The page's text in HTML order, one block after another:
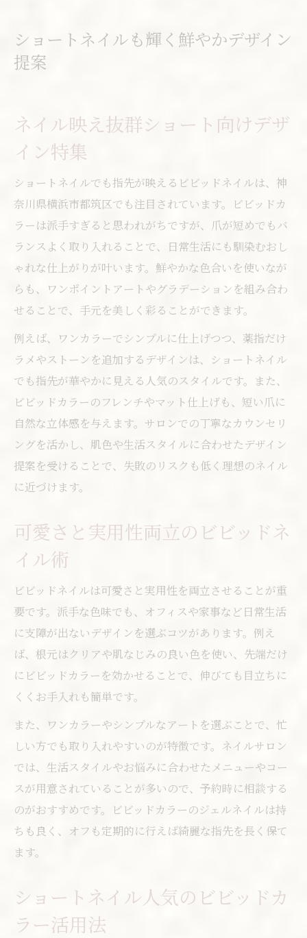
ショートネイルも輝く鮮やかデザイン
提案
ネイル映え抜群ショート向けデザ
イン特集
ショートネイルでも指先が映えるビビッドネイルは、神
奈川県横浜市都筑区でも注目されています。ビビッドカ
ラーは派手すぎると思われがちですが、爪が短めでもバ
ランスよく取り入れることで、日常生活にも馴染むおし
ゃれな仕上がりが叶います。鮮やかな色合いを使いなが
らも、ワンポイントアートやグラデーションを組み合わ
せることで、手元を美しく彩ることができます。
例えば、ワンカラーでシンプルに仕上げつつ、薬指だけ
ラメやストーンを追加するデザインは、ショートネイル
でも指先が華やかに見える人気のスタイルです。また、
ビビッドカラーのフレンチやマット仕上げも、短い爪に
自然な立体感を与えます。サロンでの丁寧なカウンセリ
ングを活かし、肌色や生活スタイルに合わせたデザイン
提案を受けることで、失敗のリスクも低く理想のネイル
に近づけます。
可愛さと実用性両立のビビッドネ
イル術
ビビッドネイルは可愛さと実用性を両立させることが重
要です。派手な色味でも、オフィスや家事など日常生活
に支障が出ないデザインを選ぶコツがあります。例え
ば、根元はクリアや肌なじみの良い色を使い、先端だけ
にビビッドカラーを効かせることで、伸びても目立ちに
くくお手入れも簡単です。
また、ワンカラーやシンプルなアートを選ぶことで、忙
しい方でも取り入れやすいのが特徴です。ネイルサロン
では、生活スタイルやお悩みに合わせたメニューやコー
スが用意されていることが多いので、予約時に相談する
のがおすすめです。ビビッドカラーのジェルネイルは持
ちも良く、オフも定期的に行えば綺麗な指先を長く保て
ます。
ショートネイル人気のビビッドカ
ラー活用法